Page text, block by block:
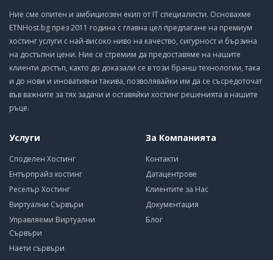
Ние сме опитен и амбициозен екип от IT специалисти. Основахме
ETNHost.bg през 2011 година с главна цел предлагане на премиум
хостинг услуги с най-високо ниво на качество, сигурност и бързина
на достъпни цени. Ние се стремим да предоставяме на нашите
клиенти достъп, както до доказали се в този бранш технологии, така
и до нови и иновативни такива, позволявайки им да се съсредоточат
във важните за тях задачи и оставяйки хостинг решенията в нашите
ръце.
Услуги
Споделен Хостинг
Ентърпрайз хостинг
Реселър Хостинг
Виртуални Сървъри
Управляеми Виртуални
Сървъри
Наети сървъри
За Компанията
Контакти
Датацентрове
Клиентите за Нас
Документация
Блог